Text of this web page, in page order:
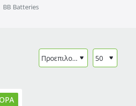
BB Batteries